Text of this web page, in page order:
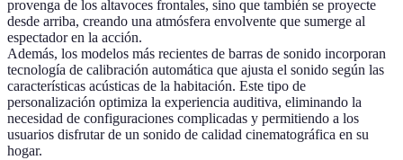
provenga de los altavoces frontales, sino que también se proyecte
desde arriba, creando una atmósfera envolvente que sumerge al
espectador en la acción.
Además, los modelos más recientes de barras de sonido incorporan
tecnología de calibración automática que ajusta el sonido según las
características acústicas de la habitación. Este tipo de
personalización optimiza la experiencia auditiva, eliminando la
necesidad de configuraciones complicadas y permitiendo a los
usuarios disfrutar de un sonido de calidad cinematográfica en su
hogar.